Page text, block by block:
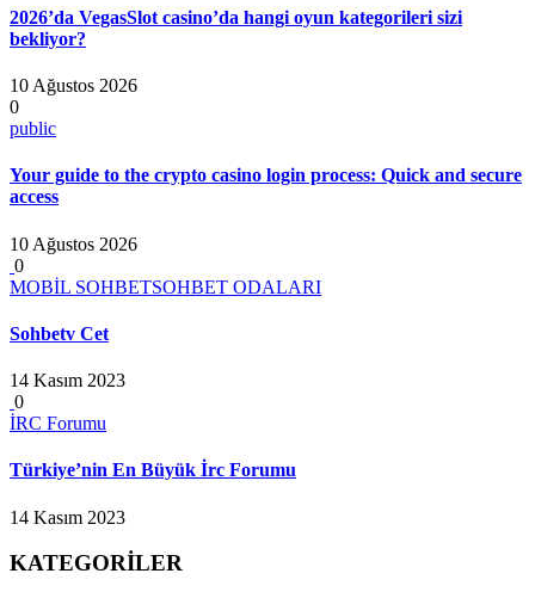
2026’da VegasSlot casino’da hangi oyun kategorileri sizi
bekliyor?
10 Ağustos 2026
0
public
Your guide to the crypto casino login process: Quick and secure
access
10 Ağustos 2026
0
MOBİL SOHBETSOHBET ODALARI
Sohbetv Cet
14 Kasım 2023
0
İRC Forumu
Türkiye’nin En Büyük İrc Forumu
14 Kasım 2023
KATEGORİLER